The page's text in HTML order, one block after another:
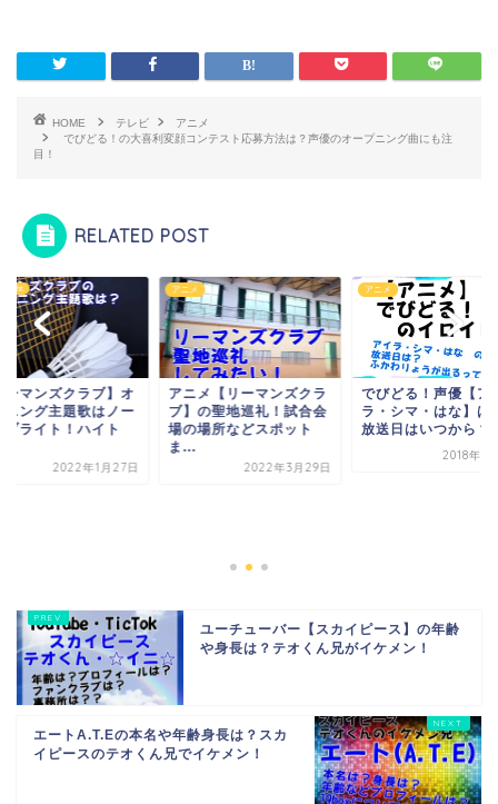
HOME テレビ
アニメ
でびどる！の大喜利変顔コンテスト応募方法は？声優のオープニング曲にも注
目！
RELATED POST
メ【リーマンズクラ
の聖地巡礼！試合会
場所などスポット
2022年3月29日
アニメ
でびどる！声優【アイ
ラ・シマ・はな】は誰？
放送日はいつから？
Novelbright
【リーマンズクラブ
ープニング主題歌は
ベルブライト！ハイ
ー...
2022年1
ユーチューバー【スカイピース】の年齢
や身長は？テオくん兄がイケメン！
エートA.T.Eの本名や年齢身長は？スカ
イピースのテオくん兄でイケメン！